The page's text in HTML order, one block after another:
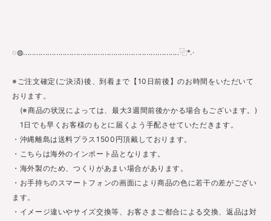
◌◍.......................................................................⿻*.·
※ご注文確定(ご決済)後、到着まで【10日前後】のお時間をいただいて
おります。
(※商品の状況によっては、最大3週間前後かかる場合もございます。)
1日でも早くお客様のもとに届くよう手配させていただきます。
・沖縄離島は送料プラス1500円頂戴しております。
・こちらは海外のインポート品となります。
・海外製のため、つくりがあまい場合があります。
・お手持ちのスマートフォンの画面により商品の色に若干の差がござい
ます。
・イメージ違いやサイズ交換等、お客さまご都合による交換、返品は対